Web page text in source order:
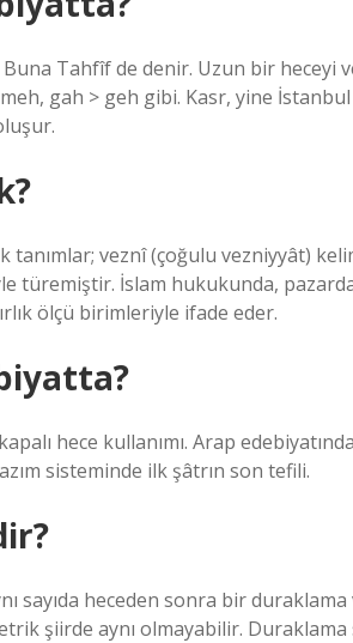
Buna Tahfîf de denir. Uzun bir heceyi
gah > geh gibi. Kasr, yine
veznî (çoğulu vezniyyât)
türemiştir. İslam hukukunda,
ölçü birimleriyle ifade eder.
hece kullanımı. Arap
sisteminde ilk şâtrın son tefili.
sayıda heceden sonra bir
şiirde aynı olmayabilir. Duraklama